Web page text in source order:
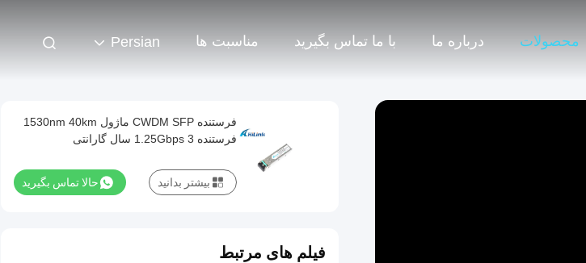
محصولات درباره ما با ما تماس بگیرید مناسبت ها Persian
فرستنده CWDM SFP ماژول 1530nm 40km
فرستنده 1.25Gbps 3 سال گارانتی
حالا تماس بگیرید بیشتر بدانید
فیلم های مرتبط